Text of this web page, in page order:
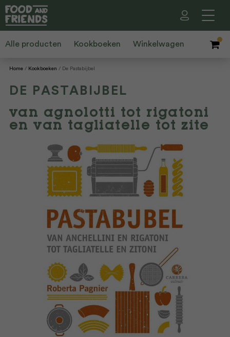
Alle producten Kookboeken Winkelwagen
Home Kookboeken De Pastabijbel
DE PASTABIJBEL
van agnolotti tot rigatoni
en van tagliatelle tot zite